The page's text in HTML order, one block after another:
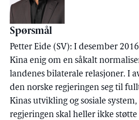
Spørsmål
Petter Eide (SV): I desember
Kina enig om en såkalt
landenes bilaterale relasjoner. I
den norske regjeringen seg til
Kinas utvikling og sosiale
regjeringen skal heller ikke støtte